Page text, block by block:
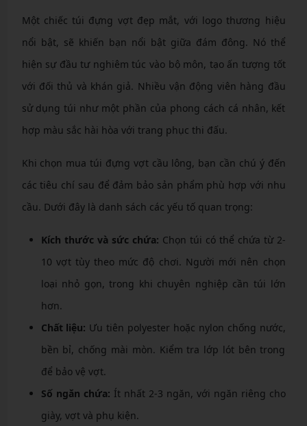
Một chiếc túi đựng vợt đẹp mắt, với logo thương hiệu
nổi bật, sẽ khiến bạn nổi bật giữa đám đông. Nó thể
hiện sự đầu tư nghiêm túc vào bộ môn, tạo ấn tượng tốt
với đối thủ và khán giả. Nhiều vận động viên hàng đầu
sử dụng túi như một phần của phong cách cá nhân, kết
hợp màu sắc hài hòa với trang phục thi đấu.
Khi chọn mua túi đựng vợt cầu lông, bạn cần chú ý đến
các tiêu chí sau để đảm bảo sản phẩm phù hợp với nhu
cầu. Dưới đây là danh sách các yếu tố quan trọng:
Kích thước và sức chứa: Chọn túi có thể chứa từ 2-
10 vợt tùy theo mức độ chơi. Người mới nên chọn
loại nhỏ gọn, trong khi chuyên nghiệp cần túi lớn
hơn.
Chất liệu: Ưu tiên polyester hoặc nylon chống nước,
bền bỉ, chống mài mòn. Kiểm tra lớp lót bên trong
để bảo vệ vợt.
Số ngăn chứa: Ít nhất 2-3 ngăn, với ngăn riêng cho
giày, vợt và phụ kiện.